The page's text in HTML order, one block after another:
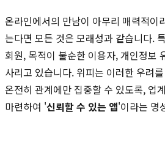
온라인에서의 만남이 아무리 매력적이
는다면 모든 것은 모래성과 같습니다.
회원, 목적이 불순한 이용자, 개인정보
사리고 있습니다. 위피는 이러한 우려
온전히 관계에만 집중할 수 있도록, 업
마련하여 '신뢰할 수 있는 앱'이라는 명